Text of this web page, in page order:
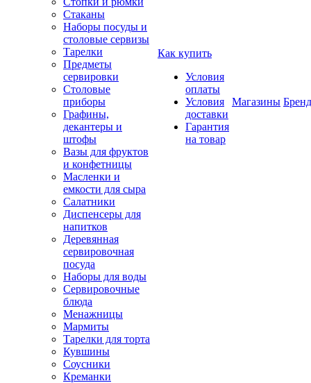
Стаканы
Наборы посуды и
столовые сервизы
Тарелки
Предметы
сервировки
Столовые
приборы
Графины,
декантеры и
штофы
Вазы для фруктов
и конфетницы
Масленки и
емкости для сыра
Салатники
Диспенсеры для
напитков
Деревянная
сервировочная
посуда
Наборы для воды
Сервировочные
блюда
Менажницы
Мармиты
Тарелки для торта
Кувшины
Соусники
Креманки
Как купить
Условия
оплаты
Условия
доставки
Гарантия
на товар
Магазины